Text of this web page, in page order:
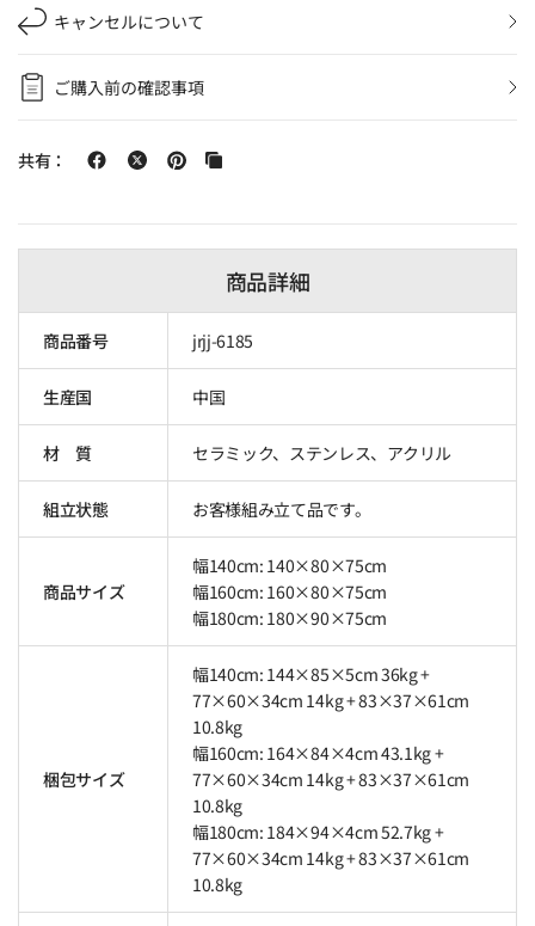
キャンセルについて
ご購入前の確認事項
共有：
商品詳細
商品番号 jrjj-6185
生産国 中国
材 質 セラミック、ステンレス、アクリル
組立状態 お客様組み立て品です。
商品サイズ
幅140cm: 140×80×75cm
幅160cm: 160×80×75cm
幅180cm: 180×90×75cm
梱包サイズ
幅140cm: 144×85×5cm 36kg +
77×60×34cm 14kg + 83×37×61cm
10.8kg
幅160cm: 164×84×4cm 43.1kg +
77×60×34cm 14kg + 83×37×61cm
10.8kg
幅180cm: 184×94×4cm 52.7kg +
77×60×34cm 14kg + 83×37×61cm
10.8kg